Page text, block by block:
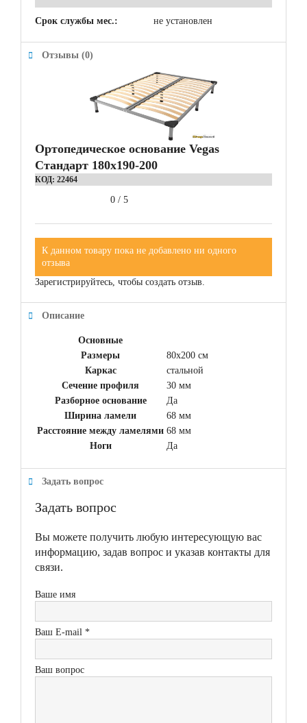
Срок службы мес.: не установлен
Отзывы (0)
Ортопедическое основание Vegas
Стандарт 180x190-200
КОД: 22464
0 / 5
К данном товару пока не добавлено ни одного
отзыва
Зарегистрируйтесь, чтобы создать отзыв.
Описание
Основные
Размеры
80x200 см
Каркас
стальной
Сечение профиля
30 мм
Разборное основание
Да
Ширина ламели
68 мм
Расстояние между ламелями 68 мм
Ноги
Да
Задать вопрос
Задать вопрос
Вы можете получить любую интересующую вас
информацию, задав вопрос и указав контакты для
связи.
Ваше имя
Ваш E-mail *
Ваш вопрос